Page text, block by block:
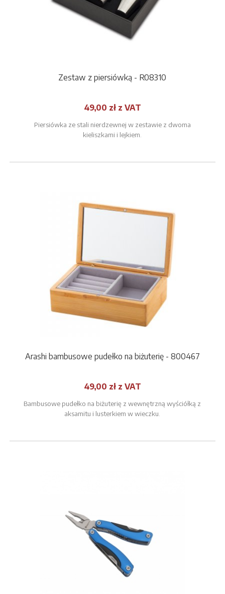
Zestaw z piersiówką - R08310
49,00 zł z VAT
Piersiówka ze stali nierdzewnej w zestawie z dwoma
kieliszkami i lejkiem.
Arashi bambusowe pudełko na biżuterię - 800467
49,00 zł z VAT
Bambusowe pudełko na biżuterię z wewnętrzną wyściółką z
aksamitu i lusterkiem w wieczku.